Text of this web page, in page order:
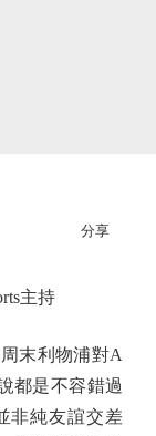
分享
主持
末利物浦對A
都是不容錯過
非純友誼交差